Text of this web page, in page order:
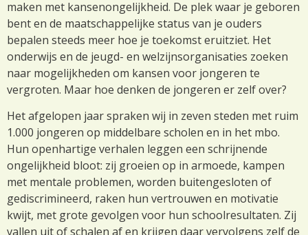
maken met kansenongelijkheid. De plek waar je geboren
bent en de maatschappelijke status van je ouders
bepalen steeds meer hoe je toekomst eruitziet. Het
onderwijs en de jeugd- en welzijnsorganisaties zoeken
naar mogelijkheden om kansen voor jongeren te
vergroten. Maar hoe denken de jongeren er zelf over?
Het afgelopen jaar spraken wij in zeven steden met ruim
1.000 jongeren op middelbare scholen en in het mbo.
Hun openhartige verhalen leggen een schrijnende
ongelijkheid bloot: zij groeien op in armoede, kampen
met mentale problemen, worden buitengesloten of
gediscrimineerd, raken hun vertrouwen en motivatie
kwijt, met grote gevolgen voor hun schoolresultaten. Zij
vallen uit of schalen af en krijgen daar vervolgens zelf de